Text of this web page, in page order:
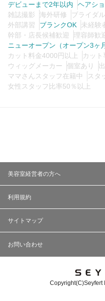
デビューまで2年以内
ヘアシ
雑誌撮影
海外研修 ブライダ
外部講習
ブランクOK 未経験
幹部・店長候補歓迎
理容師歓
ニューオープン（オープン3ヶ
カット料金4000円以上
カット
ウィッグメーカー
個室あり
ママさんスタッフ在籍中
スタ
女性スタッフ比率50％以上
美容室経営者の方へ
利用規約
サイトマップ
お問い合わせ
Copyright(C)Seyfert